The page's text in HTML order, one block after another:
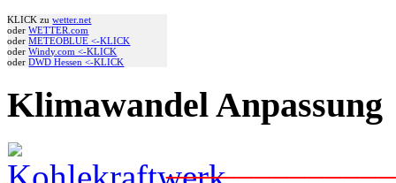
KLICK zuwetter.net
oderWETTER.com
oderMETEOBLUE <-KLICK
oderWindy.com <-KLICK
oderDWD Hessen <-KLICK
Klimawandel Anpassung